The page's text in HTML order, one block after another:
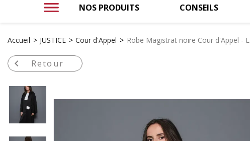
NOS PRODUITS CONSEILS
Accueil JUSTICE Cour d'Appel Robe Magistrat noire Cour d'Appel -
 Retour